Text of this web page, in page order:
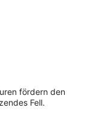
fördern den
Fell.